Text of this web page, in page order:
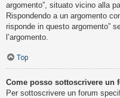
argomento”, situato vicino alla
Rispondendo a un argomento
risponde in questo argomento”
l’argomento.
Top
Come posso sottoscrivere un
Per sottoscrivere un forum